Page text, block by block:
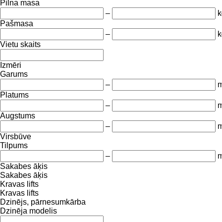
Pilna masa
–
Pašmasa
–
Vietu skaits
Izmēri
Garums
–
Platums
–
Augstums
–
Virsbūve
Tilpums
–
Sakabes āķis
Sakabes āķis
Kravas lifts
Kravas lifts
Dzinējs, pārnesumkārba
Dzinēja modelis